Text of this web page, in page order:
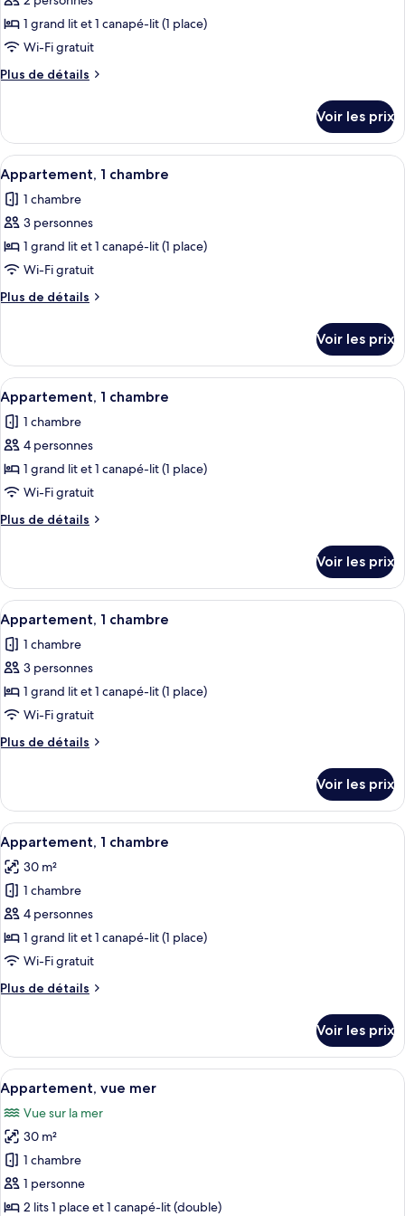
ce
type
chambre :
chambre
1 grand lit et 1 canapé-lit (1 place)
Wi-Fi gratuit
Plus de détails
Plus
le
type
de
chambre
Appartement,
Voir les prix
Afficher
toutes
les
photos
pour
ce
type
de
Appartement,
chambre
Une terrasse sur le toit, avec des
7
Appartement, 1 chambre
1 chambre
3 personnes
1 grand lit et 1 canapé-lit (1 place)
Wi-Fi gratuit
Plus de détails
Plus
le
type
de
chambre
Appartement,
Voir les prix
Afficher
toutes
les
photos
pour
ce
type
de
Appartement,
chambre
Une terrasse sur le toit, avec des
7
Appartement, 1 chambre
1 chambre
4 personnes
1 grand lit et 1 canapé-lit (1 place)
Wi-Fi gratuit
Plus de détails
Plus
le
type
de
chambre
Appartement,
Voir les prix
Afficher
toutes
les
photos
pour
ce
type
de
Appartement,
chambre
Une terrasse sur le toit, avec des
7
Appartement, 1 chambre
1 chambre
3 personnes
1 grand lit et 1 canapé-lit (1 place)
Wi-Fi gratuit
Plus de détails
Plus
le
type
de
chambre
Appartement,
chambre
Voir les prix
Afficher
toutes
les
photos
pour
ce
type
chambre :
chambre
Une terrasse sur le toit, avec des
7
Appartement, 1 chambre
30 m²
1 chambre
4 personnes
1 grand lit et 1 canapé-lit (1 place)
Wi-Fi gratuit
Plus de détails
Plus
le
type
de
chambre
Appartement,
chambre
Voir les prix
Afficher
toutes
les
photos
pour
ce
type
Un lit double avec une tête de lit en
11
Appartement, vue mer
Vue sur la mer
30 m²
1 chambre
1 personne
2 lits 1 place et 1 canapé-lit (double)